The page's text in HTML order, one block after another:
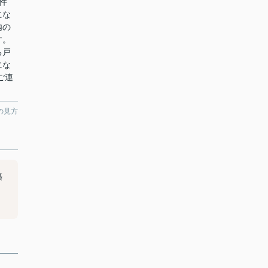
な
の
戸
な
連
見方